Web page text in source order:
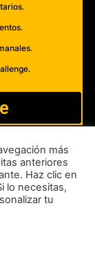
y Cookies
más
anteriores
Haz clic en
lo necesitas,
tu